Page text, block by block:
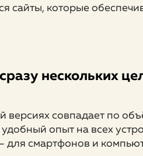
сайты, которые
нескольких
версиях совпадает по
опыт на всех
для смартфонов и